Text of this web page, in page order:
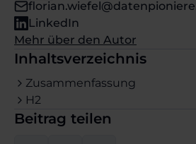
LinkedIn
Mehr über den Autor
Inhaltsverzeichnis
Zusammenfassung
H2
Beitrag teilen